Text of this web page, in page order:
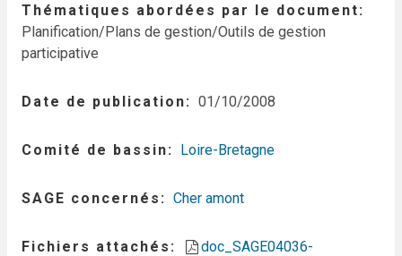
Thématiques abordées par le document
Planification/Plans de gestion/Outils de gestion
participative
Date de publication 01/10/2008
Comité de bassin Loire-Bretagne
SAGE concernés Cher amont
Fichiers attachés
doc_SAGE04036-